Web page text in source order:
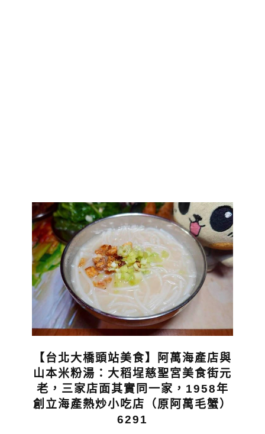
【台北大橋頭站美食】阿萬海產店與
山本米粉湯：大稻埕慈聖宮美食街元
老，三家店面其實同一家，1958年
創立海產熱炒小吃店（原阿萬毛蟹）
6291